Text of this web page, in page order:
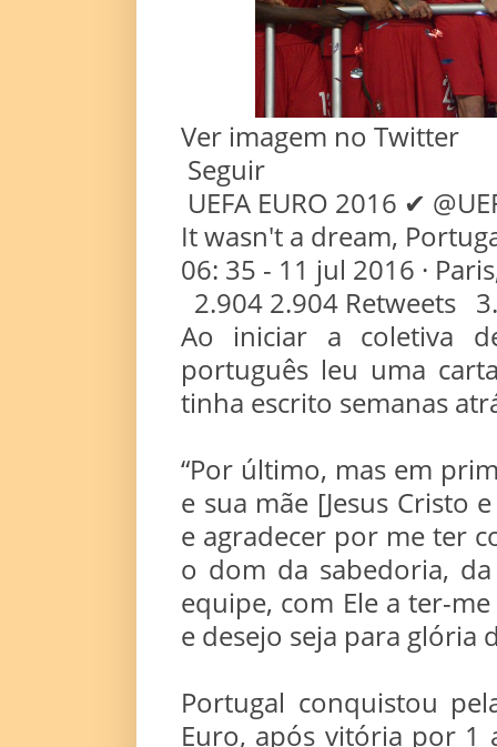
Ver imagem no Twitter
Seguir
UEFA EURO 2016 ✔
It wasn't a dream,
06: 35 - 11 jul 2016 ·
2.904 2.904 Retweets
Ao iniciar a coletiva
português leu uma
tinha escrito semanas
“Por último, mas em
e sua mãe [Jesus Cristo
e agradecer por me ter
o dom da sabedoria,
equipe, com Ele a ter-
e desejo seja para glória
Portugal conquistou
Euro, após vitória por 1